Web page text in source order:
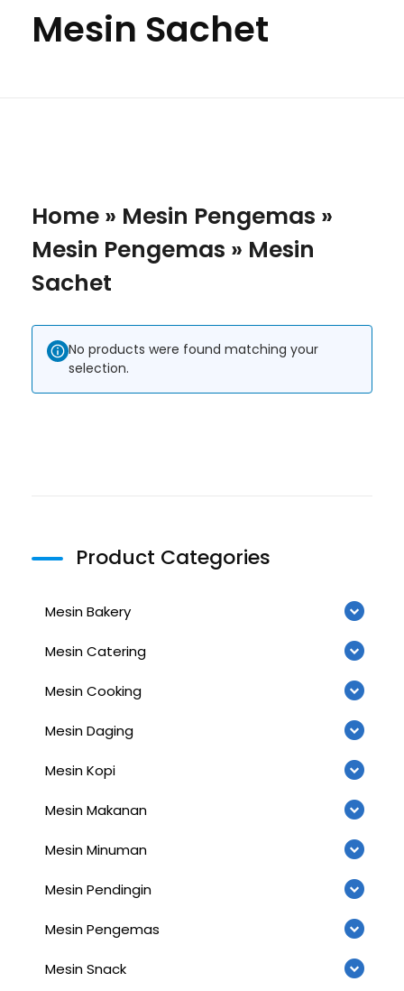
Mesin Sachet
Home » Mesin Pengemas »
Mesin Pengemas » Mesin
Sachet
No products were found matching your
selection.
Product Categories
Mesin Bakery
Mesin Catering
Mesin Cooking
Mesin Daging
Mesin Kopi
Mesin Makanan
Mesin Minuman
Mesin Pendingin
Mesin Pengemas
Mesin Snack